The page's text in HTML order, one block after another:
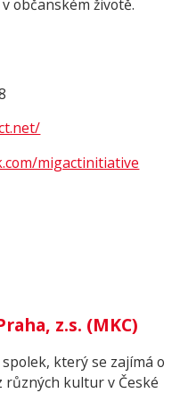
občanském životě.
migactinitiative
z.s. (MKC)
který se zajímá o
různých kultur v České